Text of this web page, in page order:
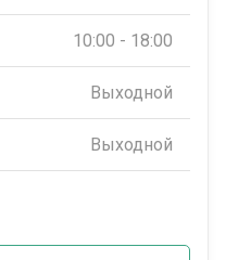
10:00 - 18:00
Выходной
Выходной